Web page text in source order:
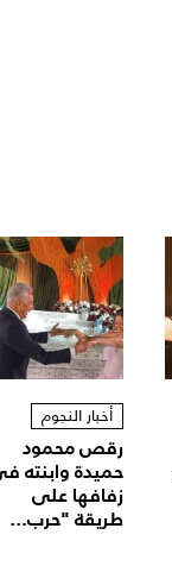
أخبار النجوم
رقص محمود
حميدة وابنته
زفافها على
طريقة "حرب...